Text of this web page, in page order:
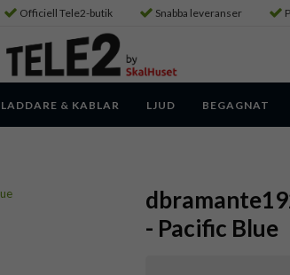
Officiell Tele2-butik Snabba leveranser
LADDARE & KABLAR LJUD BEGAGNAT
- Pacific Blue